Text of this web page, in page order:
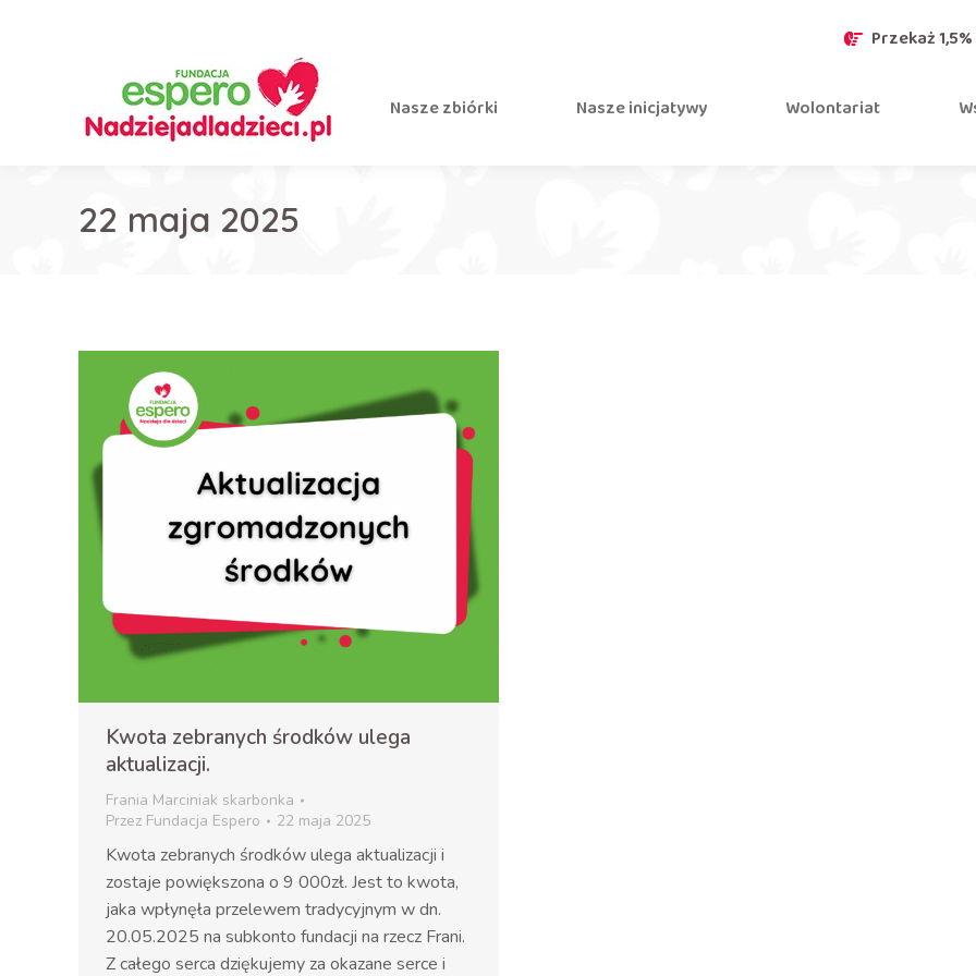
Przekaż
Nasze zbiórki Nasze inicjatywy Wolontariat
22 maja 2025
Kwota zebranych środków ulega
aktualizacji.
Frania Marciniak skarbonka
Przez Fundacja Espero 22 maja 2025
Kwota zebranych środków ulega aktualizacji i
zostaje powiększona o 9 000zł. Jest to kwota,
jaka wpłynęła przelewem tradycyjnym w dn.
20.05.2025 na subkonto fundacji na rzecz Frani.
Z całego serca dziękujemy za okazane serce i